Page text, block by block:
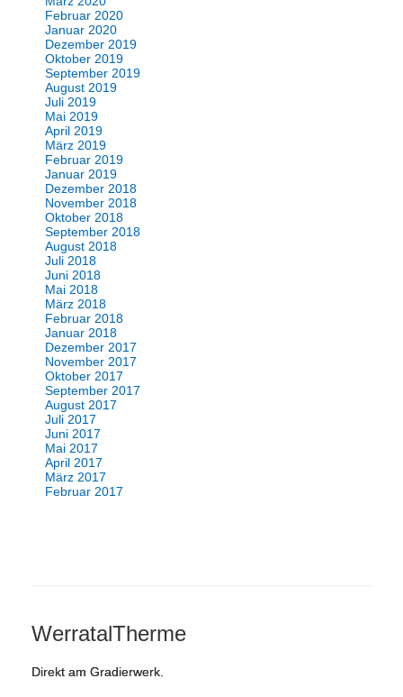
Februar 2020
Januar 2020
Dezember 2019
Oktober 2019
September 2019
August 2019
Juli 2019
Mai 2019
April 2019
März 2019
Februar 2019
Januar 2019
Dezember 2018
November 2018
Oktober 2018
September 2018
August 2018
Juli 2018
Juni 2018
Mai 2018
März 2018
Februar 2018
Januar 2018
Dezember 2017
November 2017
Oktober 2017
September 2017
August 2017
Juli 2017
Juni 2017
Mai 2017
April 2017
März 2017
Februar 2017
WerratalTherme
Direkt am Gradierwerk.